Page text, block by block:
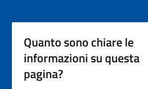
Quanto sono chiare le
informazioni su questa
pagina?